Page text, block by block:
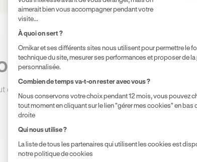
de la Route.
doigts pour 100% de chances de réussir votre
aimerait bien vous accompagner pendant votre
visite...
À quoi on sert ?
Ornikar et ses différents sites nous utilisent pour permettre le
technique du site, mesurer ses performances et proposer de
personnalisée.
Combien de temps va-t-on rester avec vous ?
Nous conservons votre choix pendant 12 mois, vous pouvez
tout moment en cliquant sur le lien "gérer mes cookies" en bas
droite
Qui nous utilise ?
La liste de tous les partenaires qui utilisent les cookies est
notre politique de cookies
Axeptio consent